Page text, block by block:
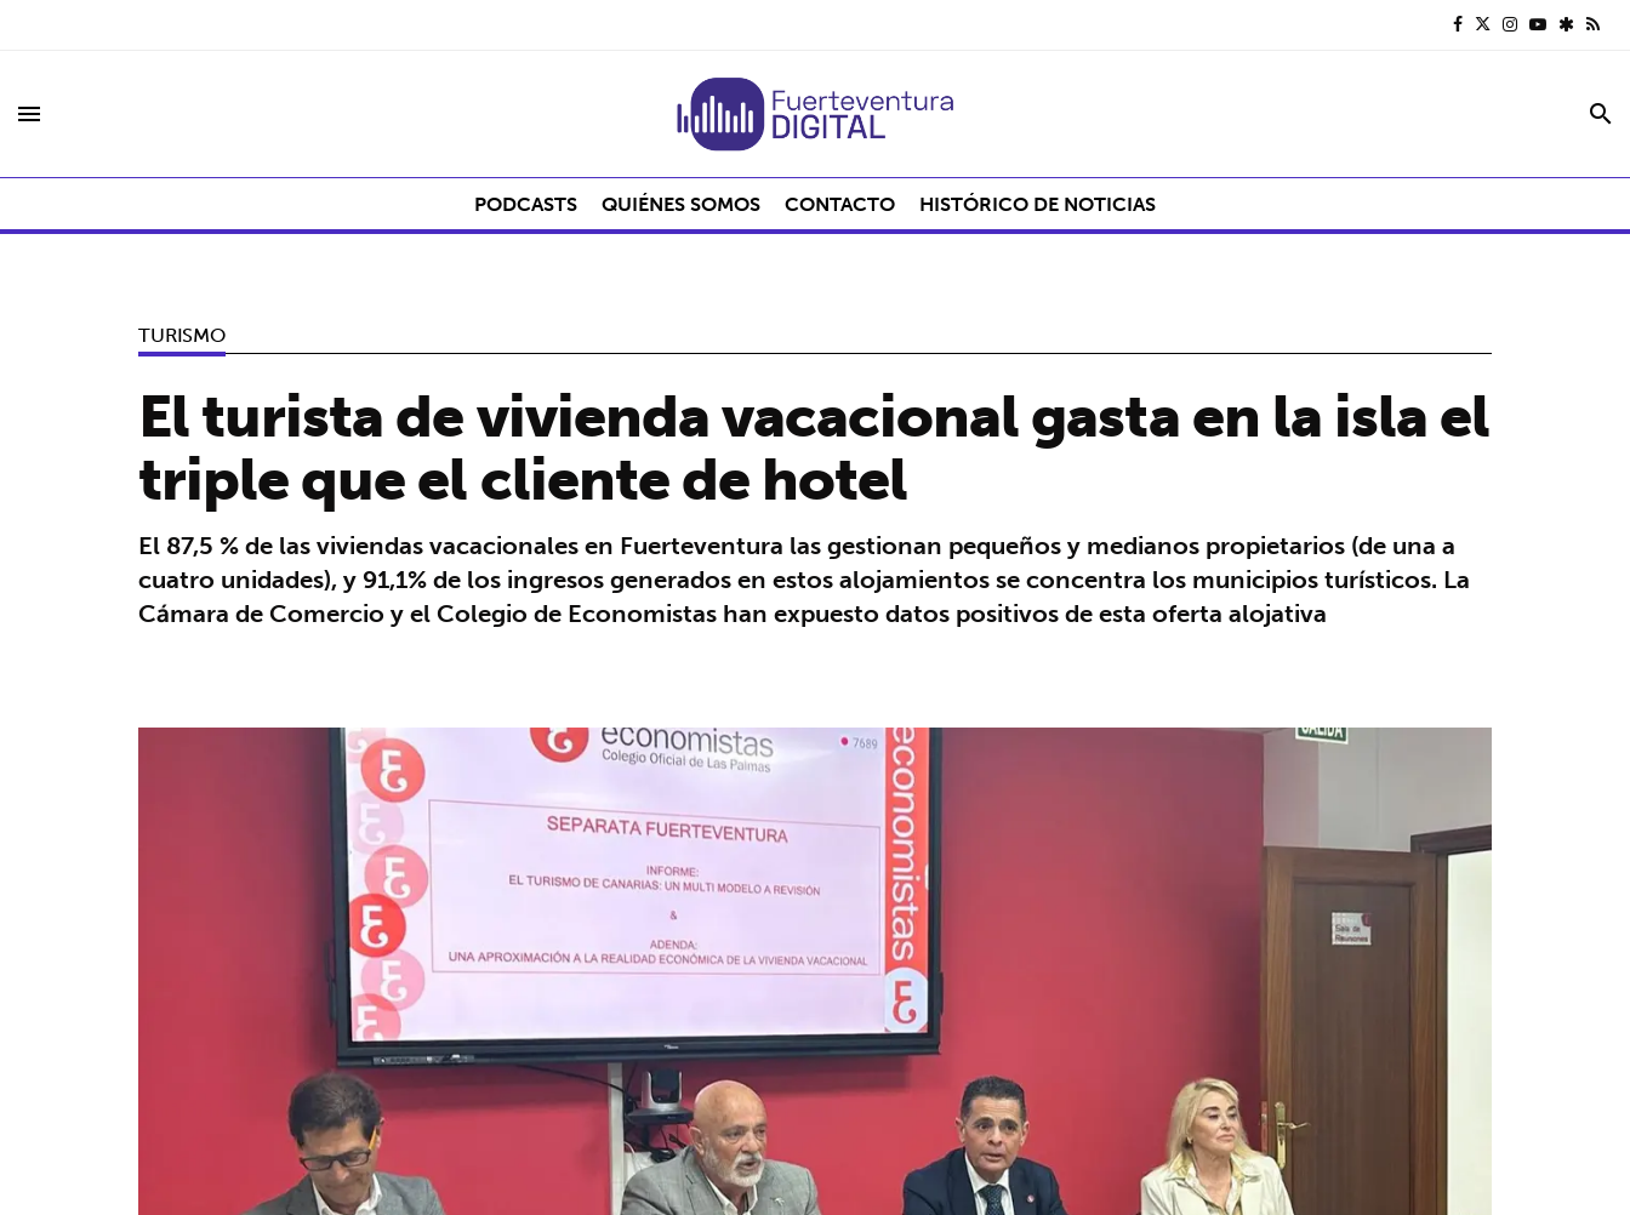
menu search
PODCASTS QUIÉNES SOMOS CONTACTO HISTÓRICO DE NOTICIAS
TURISMO
El turista de vivienda vacacional gasta en la isla el
triple que el cliente de hotel
El 87,5 % de las viviendas vacacionales en Fuerteventura las gestionan pequeños y medianos propietarios (de una a
cuatro unidades), y 91,1% de los ingresos generados en estos alojamientos se concentra los municipios turísticos. La
Cámara de Comercio y el Colegio de Economistas han expuesto datos positivos de esta oferta alojativa